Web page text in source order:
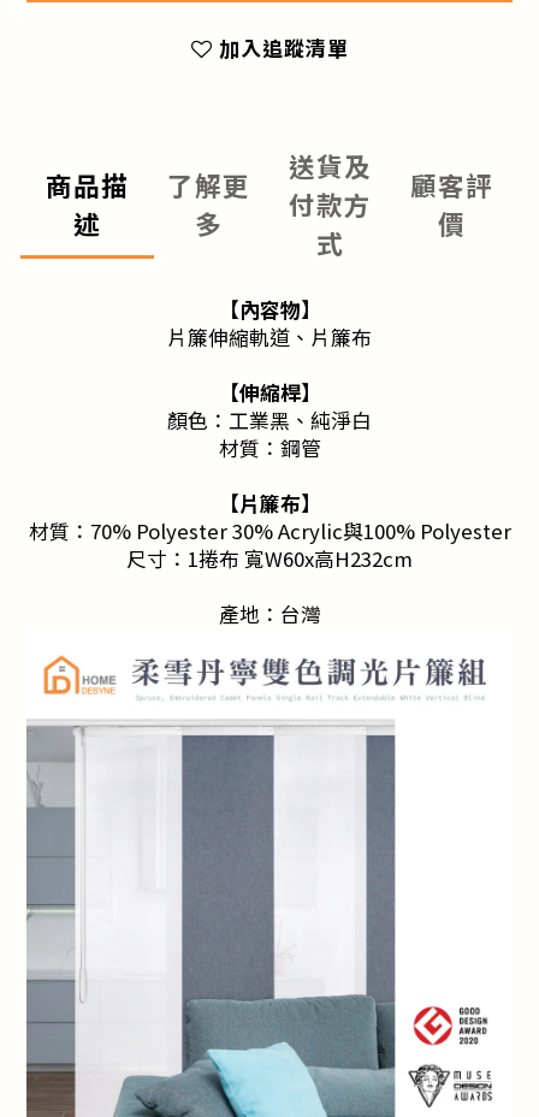
加入追蹤清單
商品描
述
了解更
多
送貨及
付款方
式
顧客評
價
【內容物】
片簾伸縮軌道、片簾布
【伸縮桿】
顏色：工業黑、純淨白
材質：鋼管
【片簾布】
材質：70% Polyester 30% Acrylic與100% Polyester
尺寸：1捲布 寬W60x高H232cm
產地：台灣